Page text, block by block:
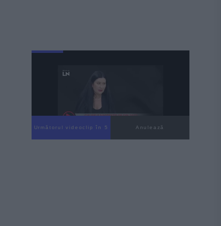
Următorul videoclip în 4 Anulează